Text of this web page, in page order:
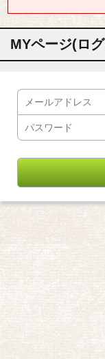
MYページ(ロ